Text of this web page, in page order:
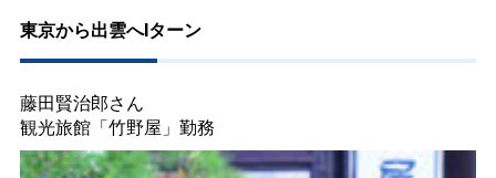
東京から出雲へIターン
藤田賢治郎さん
観光旅館「竹野屋」勤務